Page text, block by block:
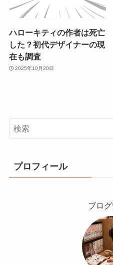
ハローキティの作者は死亡
した？初代デザイナーの現
在も調査
2025年10月20日
プロフィール
ブロ